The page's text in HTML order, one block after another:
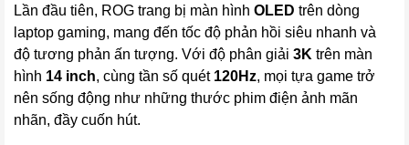
Lần đầu tiên, ROG trang bị màn hình OLED trên dòng
laptop gaming, mang đến tốc độ phản hồi siêu nhanh và
độ tương phản ấn tượng. Với độ phân giải 3K trên màn
hình 14 inch, cùng tần số quét 120Hz, mọi tựa game trở
nên sống động như những thước phim điện ảnh mãn
nhãn, đầy cuốn hút.